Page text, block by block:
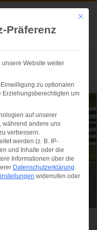
Sonne,
Mit
Präferenz
Website weiter
zu optionalen
Erziehungsberechtigten um
auf unserer
während andere uns
verbessern.
werden (z. B. IP-
und Inhalte oder die
Informationen über die
Datenschutzerklärung.
widerrufen oder
für die eine Einwilligung